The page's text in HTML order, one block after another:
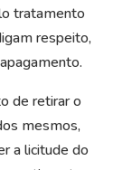
tratamento
respeito,
de retirar o
mesmos,
a licitude do